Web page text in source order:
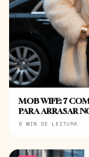
MOB WIFE: 7
PARA ARRASAR
8 MIN DE LEITURA